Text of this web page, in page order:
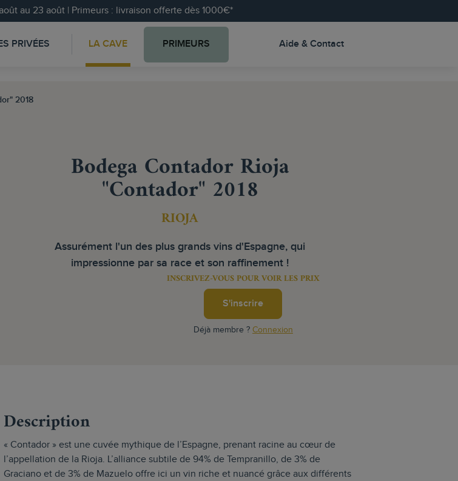
au 23 août | Primeurs : livraison offerte dès 1000€*
PRIVÉES LA CAVE PRIMEURS Aide & Contact
2018
Bodega Contador Rioja
"Contador" 2018
RIOJA
Assurément l'un des plus grands vins d'Espagne, qui
impressionne par sa race et son raffinement !
INSCRIVEZ-VOUS POUR VOIR LES PRIX
S'inscrire
Déjà membre ? Connexion
Description
« Contador » est une cuvée mythique de l’Espagne, prenant racine au cœur de
l’appellation de la Rioja. L’alliance subtile de 94% de Tempranillo, de 3% de
Graciano et de 3% de Mazuelo offre ici un vin riche et nuancé grâce aux différents